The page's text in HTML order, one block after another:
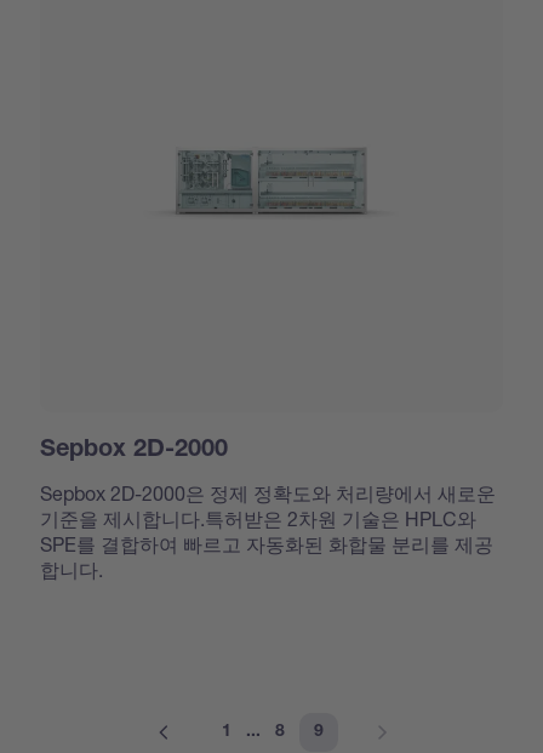
Sepbox 2D-2000
Sepbox 2D-2000은 정제 정확도와 처리량에서 새로운
기준을 제시합니다.특허받은 2차원 기술은 HPLC와
SPE를 결합하여 빠르고 자동화된 화합물 분리를 제공
합니다.
1 ... 8 9